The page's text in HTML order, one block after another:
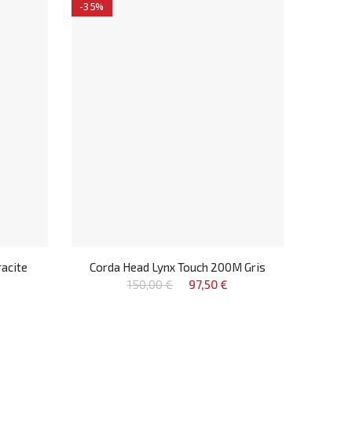
-35%
Corda Head Lynx Touch 200M Gris
150,00 €
97,50 €